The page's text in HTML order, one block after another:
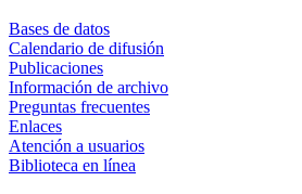
Bases de datos
Calendario de difusión
Publicaciones
Información de archivo
Preguntas frecuentes
Enlaces
Atención a usuarios
Biblioteca en línea